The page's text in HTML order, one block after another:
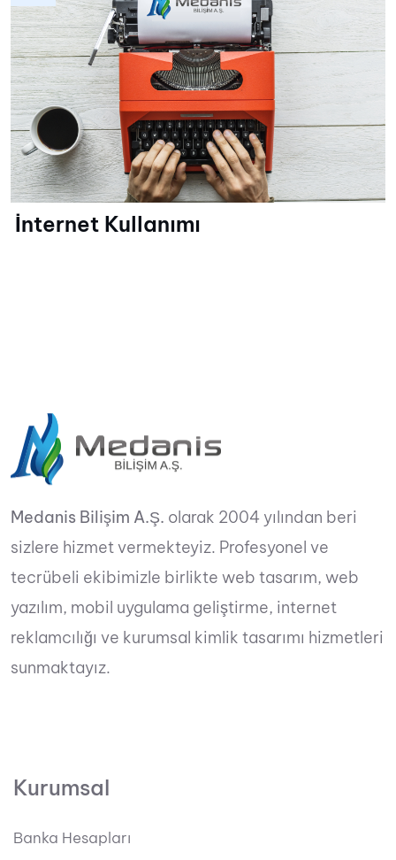
İnternet Kullanımı
Medanis Bilişim A.Ş. olarak 2004 yılından beri
sizlere hizmet vermekteyiz. Profesyonel ve
tecrübeli ekibimizle birlikte web tasarım, web
yazılım, mobil uygulama geliştirme, internet
reklamcılığı ve kurumsal kimlik tasarımı hizmetleri
sunmaktayız.
Kurumsal
Banka Hesapları